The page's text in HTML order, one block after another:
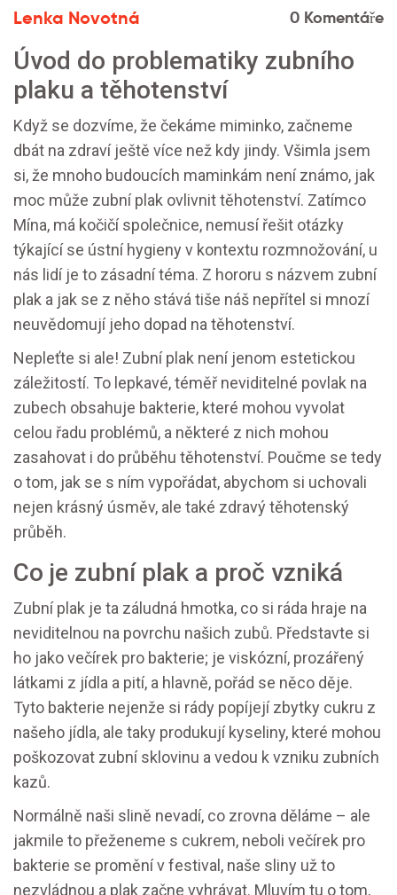
Lenka Novotná 0 Komentáře
Úvod do problematiky zubního
plaku a těhotenství
Když se dozvíme, že čekáme miminko, začneme
dbát na zdraví ještě více než kdy jindy. Všimla jsem
si, že mnoho budoucích maminkám není známo, jak
moc může zubní plak ovlivnit těhotenství. Zatímco
Mína, má kočičí společnice, nemusí řešit otázky
týkající se ústní hygieny v kontextu rozmnožování, u
nás lidí je to zásadní téma. Z hororu s názvem zubní
plak a jak se z něho stává tiše náš nepřítel si mnozí
neuvědomují jeho dopad na těhotenství.
Nepleťte si ale! Zubní plak není jenom estetickou
záležitostí. To lepkavé, téměř neviditelné povlak na
zubech obsahuje bakterie, které mohou vyvolat
celou řadu problémů, a některé z nich mohou
zasahovat i do průběhu těhotenství. Poučme se tedy
o tom, jak se s ním vypořádat, abychom si uchovali
nejen krásný úsměv, ale také zdravý těhotenský
průběh.
Co je zubní plak a proč vzniká
Zubní plak je ta záludná hmotka, co si ráda hraje na
neviditelnou na povrchu našich zubů. Představte si
ho jako večírek pro bakterie; je viskózní, prozářený
látkami z jídla a pití, a hlavně, pořád se něco děje.
Tyto bakterie nejenže si rády popíjejí zbytky cukru z
našeho jídla, ale taky produkují kyseliny, které mohou
poškozovat zubní sklovinu a vedou k vzniku zubních
kazů.
Normálně naši slině nevadí, co zrovna děláme – ale
jakmile to přeženeme s cukrem, neboli večírek pro
bakterie se promění v festival, naše sliny už to
nezvládnou a plak začne vyhrávat. Mluvím tu o tom,